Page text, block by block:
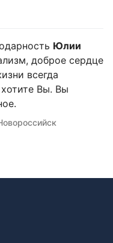
Юлии
доброе сердце
всегда
Вы. Вы